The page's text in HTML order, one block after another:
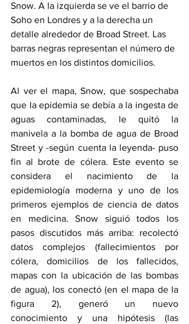
Snow. A la izquierda se ve el barrio de
Soho en Londres y a la derecha un
detalle alrededor de Broad Street. Las
barras negras representan el número de
muertos en los distintos domicilios.
Al ver el mapa, Snow, que sospechaba
que la epidemia se debía a la ingesta de
aguas contaminadas, le quitó la
manivela a la bomba de agua de Broad
Street y -según cuenta la leyenda- puso
fin al brote de cólera. Este evento se
considera el nacimiento de la
epidemiología moderna y uno de los
primeros ejemplos de ciencia de datos
en medicina. Snow siguió todos los
pasos discutidos más arriba: recolectó
datos complejos (fallecimientos por
cólera, domicilios de los fallecidos,
mapas con la ubicación de las bombas
de agua), los conectó (en el mapa de la
figura 2), generó un nuevo
conocimiento y una hipótesis (las